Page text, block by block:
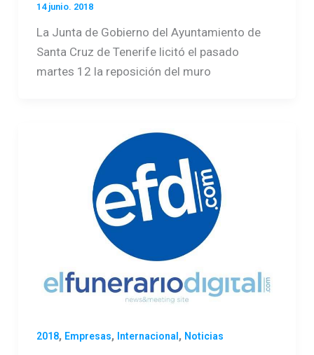
14 junio. 2018
La Junta de Gobierno del Ayuntamiento de
Santa Cruz de Tenerife licitó el pasado
martes 12 la reposición del muro
2018, Empresas, Internacional , Noticias